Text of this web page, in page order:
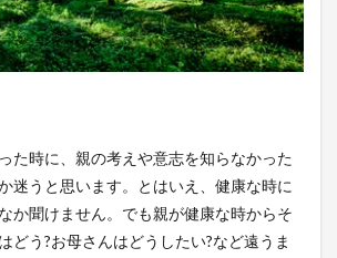
た時に、親の考えや意志を知らなかった
迷うと思います。とはいえ、健康な時に
か聞けません。でも親が健康な時からそ
どう?お母さんはどうしたい?など遠うま